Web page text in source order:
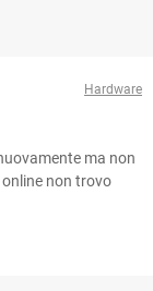
Hardware
ma non
non trovo